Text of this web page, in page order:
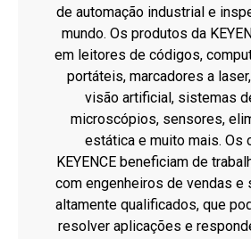
de automação industrial e
mundo. Os produtos da
em leitores de códigos,
portáteis, marcadores a
visão artificial, sistemas
microscópios, sensores,
estática e muito mais. Os
KEYENCE beneficiam de
com engenheiros de vendas e
altamente qualificados, que
resolver aplicações e